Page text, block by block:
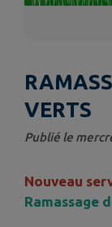
VERTS
Publié le
Nouveau
Ramassage